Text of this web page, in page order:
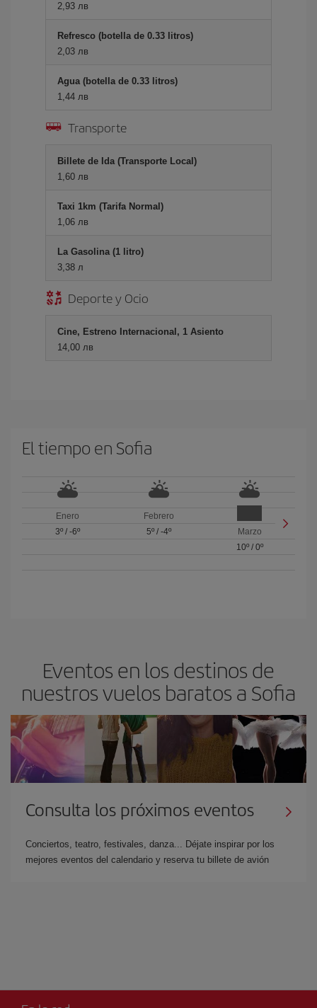
2,93 лв
Refresco (botella de 0.33 litros)
2,03 лв
Agua (botella de 0.33 litros)
1,44 лв
Transporte
Billete de Ida (Transporte Local)
1,60 лв
Taxi 1km (Tarifa Normal)
1,06 лв
La Gasolina (1 litro)
3,38 л
Deporte y Ocio
Cine, Estreno Internacional, 1 Asiento
14,00 лв
El tiempo en Sofia
Enero
3º/ -6º
Febrero
5º/ -4º
Marzo
10º/ 0º
Eventos en los destinos de
nuestros vuelos baratos a Sofia
Consulta los próximos eventos
Conciertos, teatro, festivales, danza... Déjate inspirar por los
mejores eventos del calendario y reserva tu billete de avión